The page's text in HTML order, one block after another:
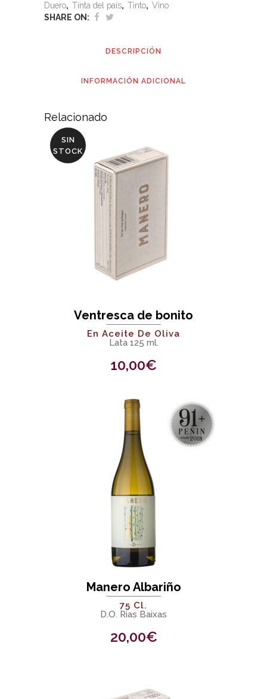
Duero, Tinta del país, Tinto, Vino
SHARE ON:
DESCRIPCIÓN
INFORMACIÓN ADICIONAL
Relacionado
SIN
STOCK
Ventresca de bonito
En Aceite De Oliva
Lata 125 ml.
10,00€
Manero Albariño
75 Cl.
D.O. Rias Baixas
20,00€